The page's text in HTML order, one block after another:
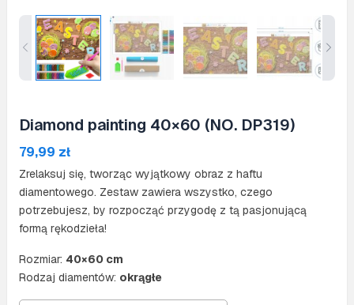
Diamond painting 40×60 (NO. DP319)
79,99 zł
Zrelaksuj się, tworząc wyjątkowy obraz z haftu
diamentowego. Zestaw zawiera wszystko, czego
potrzebujesz, by rozpocząć przygodę z tą pasjonującą
formą rękodzieła!
Rozmiar: 40×60 cm
Rodzaj diamentów: okrągłe